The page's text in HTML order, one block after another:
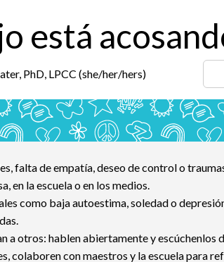
está
PhD, LPCC (she/her/hers)
falta de empatía, deseo de control o
en la escuela o en los medios.
como baja autoestima, soledad o
a otros: hablen abiertamente y escúchenlos
colaboren con maestros y la escuela para